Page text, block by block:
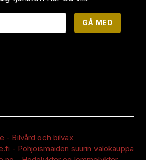
GÅ MED
- Bilvård och bilvax
- Pohjoismaiden suurin valokauppa